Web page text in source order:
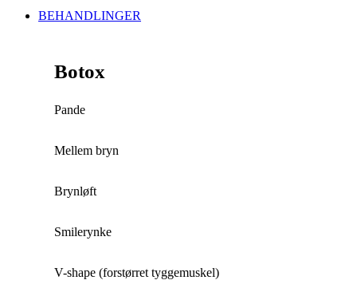
Menu
BEHANDLINGER
Botox
Pande
Mellem bryn
Brynløft
Smilerynke
V-shape (forstørret tyggemuskel)